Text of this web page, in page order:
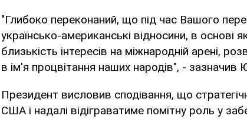
"Глибоко переконаний, що під час Вашого
українсько-американські відносини, в основі
близькість інтересів на міжнародній арені,
в ім'я процвітання наших народів", - зазначив
Президент висловив сподівання, що
США і надалі відіграватиме помітну роль у